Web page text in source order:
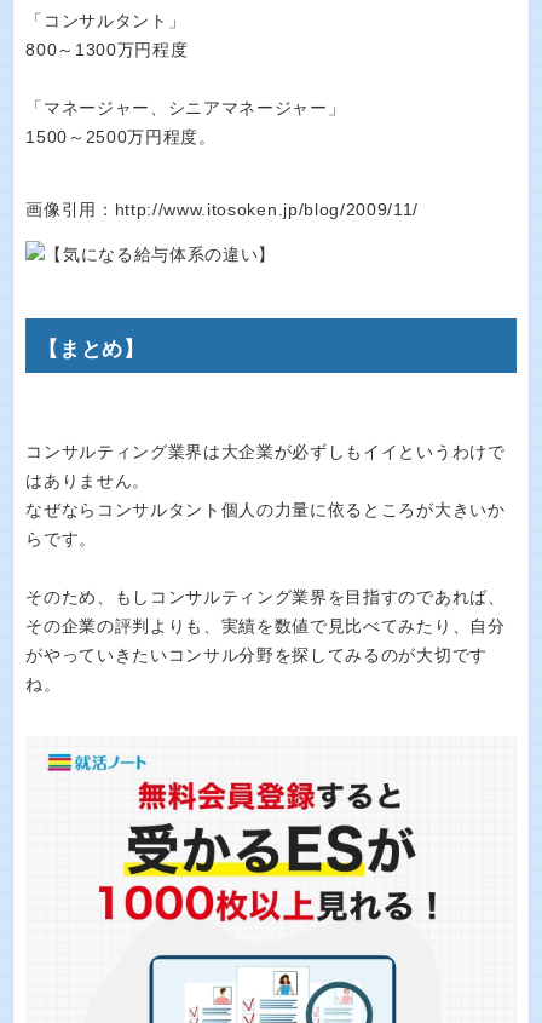
「コンサルタント」
800～1300万円程度
「マネージャー、シニアマネージャー」
1500～2500万円程度。
画像引用：http://www.itosoken.jp/blog/2009/11/
【まとめ】
コンサルティング業界は大企業が必ずしもイイというわけで
はありません。
なぜならコンサルタント個人の力量に依るところが大きいか
らです。
そのため、もしコンサルティング業界を目指すのであれば、
その企業の評判よりも、実績を数値で見比べてみたり、自分
がやっていきたいコンサル分野を探してみるのが大切です
ね。